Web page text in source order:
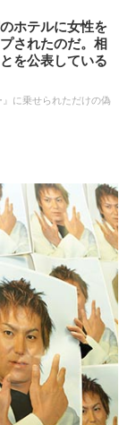
ホテルに女性を
されたのだ。相
を公表している
に乗せられただけの偽